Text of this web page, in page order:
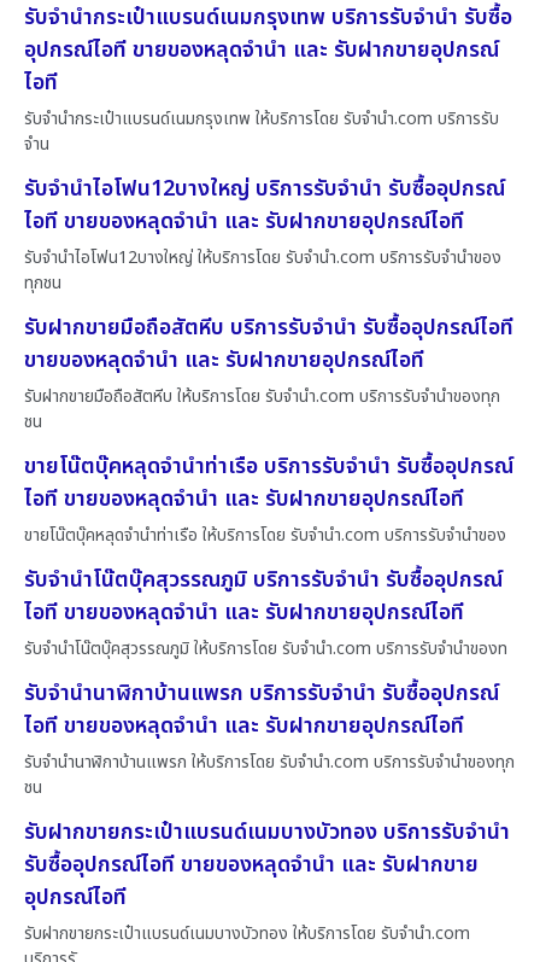
รับจำนำกระเป๋าแบรนด์เนมกรุงเทพ บริการรับจำนำ รับซื้อ
อุปกรณ์ไอที ขายของหลุดจำนำ และ รับฝากขายอุปกรณ์
ไอที
รับจำนำกระเป๋าแบรนด์เนมกรุงเทพ ให้บริการโดย รับจํานํา.com บริการรับ
จำน
รับจำนำไอโฟน12บางใหญ่ บริการรับจำนำ รับซื้ออุปกรณ์
ไอที ขายของหลุดจำนำ และ รับฝากขายอุปกรณ์ไอที
รับจำนำไอโฟน12บางใหญ่ ให้บริการโดย รับจํานํา.com บริการรับจำนำของ
ทุกชน
รับฝากขายมือถือสัตหีบ บริการรับจำนำ รับซื้ออุปกรณ์ไอที
ขายของหลุดจำนำ และ รับฝากขายอุปกรณ์ไอที
รับฝากขายมือถือสัตหีบ ให้บริการโดย รับจํานํา.com บริการรับจำนำของทุก
ชน
ขายโน๊ตบุ๊คหลุดจำนำท่าเรือ บริการรับจำนำ รับซื้ออุปกรณ์
ไอที ขายของหลุดจำนำ และ รับฝากขายอุปกรณ์ไอที
ขายโน๊ตบุ๊คหลุดจำนำท่าเรือ ให้บริการโดย รับจํานํา.com บริการรับจำนำของ
รับจำนำโน๊ตบุ๊คสุวรรณภูมิ บริการรับจำนำ รับซื้ออุปกรณ์
ไอที ขายของหลุดจำนำ และ รับฝากขายอุปกรณ์ไอที
รับจำนำโน๊ตบุ๊คสุวรรณภูมิ ให้บริการโดย รับจํานํา.com บริการรับจำนำของท
รับจำนำนาฬิกาบ้านแพรก บริการรับจำนำ รับซื้ออุปกรณ์
ไอที ขายของหลุดจำนำ และ รับฝากขายอุปกรณ์ไอที
รับจำนำนาฬิกาบ้านแพรก ให้บริการโดย รับจํานํา.com บริการรับจำนำของทุก
ชน
รับฝากขายกระเป๋าแบรนด์เนมบางบัวทอง บริการรับจำนำ
รับซื้ออุปกรณ์ไอที ขายของหลุดจำนำ และ รับฝากขาย
อุปกรณ์ไอที
รับฝากขายกระเป๋าแบรนด์เนมบางบัวทอง ให้บริการโดย รับจํานํา.com